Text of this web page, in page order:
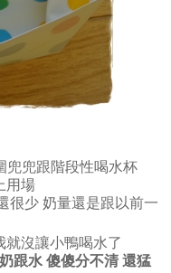
兜兜跟階段性喝水杯
用場
很少 奶量還是跟以前一
就沒讓小鴨喝水了
奶跟水 傻傻分不清 還猛